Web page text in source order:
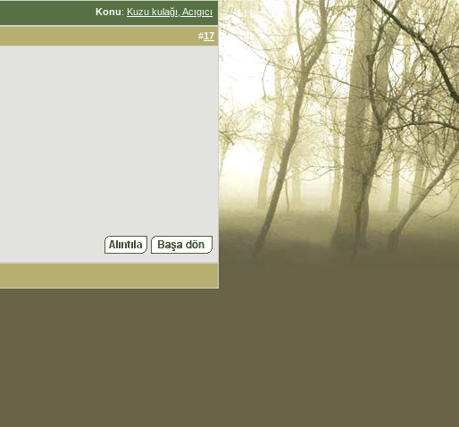
Konu: Kuzu kulağı, Acıgıcı
#17